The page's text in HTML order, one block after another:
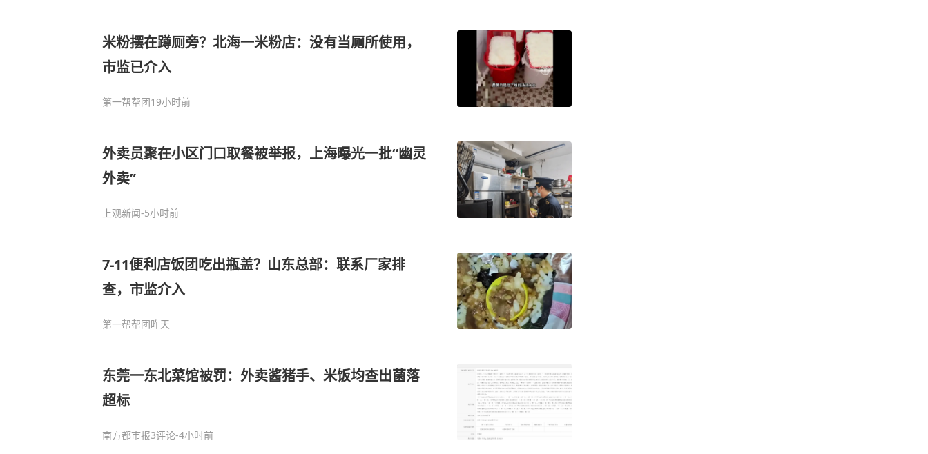
米粉摆在蹲厕旁？北海一米粉店：没有当厕所使用，
市监已介入
第一帮帮团19小时前
外卖员聚在小区门口取餐被举报，上海曝光一批“幽灵
外卖”
上观新闻-5小时前
7-11便利店饭团吃出瓶盖？山东总部：联系厂家排
查，市监介入
第一帮帮团昨天
东莞一东北菜馆被罚：外卖酱猪手、米饭均查出菌落
超标
南方都市报3评论-4小时前